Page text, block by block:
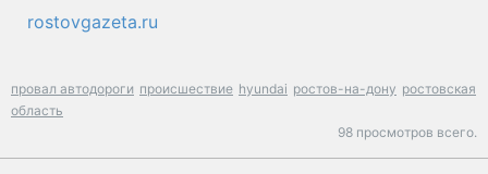
rostovgazeta.ru
провал автодороги происшествие hyundai ростов-на-дону ростовская
область
98 просмотров всего.